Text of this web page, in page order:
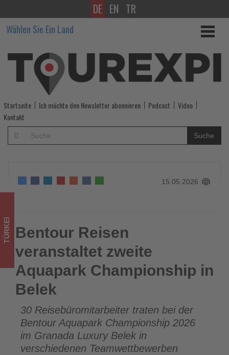
Bentour
Reisen
veranstaltet
zweite
Aquapark
Championship
in
was
im
Tourismus
los
ist!
DE EN TR
Wählen Sie Ein Land
Startseite Ich möchte den Newsletter abonnieren Podcast
Video
Kontakt
Suche
15.05.2026
Bentour Reisen veranstaltet zweite Aquapark Championship
in Belek
TÜRKEI Bentour Reisen
veranstaltet zweite
Aquapark Championship in
Belek
30 Reisebüromitarbeiter traten bei der
Bentour Aquapark Championship 2026
im Granada Luxury Belek in
verschiedenen Teamwettbewerben